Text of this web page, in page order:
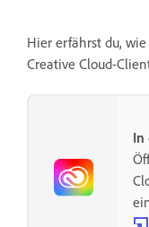
Hier erfährst du,
Creative Cloud-
In